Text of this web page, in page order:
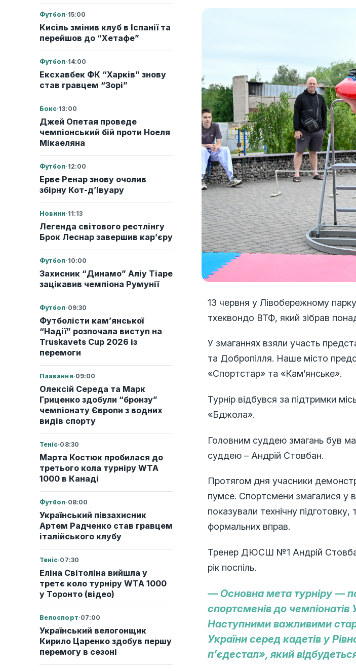
Футбол· 15:00
Кисіль змінив клуб в Іспанії та
перейшов до “Хетафе”
Футбол· 14:00
Ексхавбек ФК “Харків” знову
став гравцем “Зорі”
Бокс·13:00
Джей Опетая проведе
чемпіонський бій проти Ноеля
Мікаеляна
Футбол· 12:00
Ерве Ренар знову очолив
збірну Кот-д’Івуару
Новини· 11:13
Легенда світового рестлінгу
Брок Леснар завершив кар’єру
Футбол· 10:00
Захисник “Динамо” Аліу Тіаре
зацікавив чемпіона Румунії
Футбол· 09:30
Футболісти кам’янської
“Надії” розпочала виступ на
Truskavets Cup 2026 із
перемоги
Плавання·09:00
Олексій Середа та Марк
Гриценко здобули “бронзу”
чемпіонату Європи з водних
видів спорту
Теніс·08:30
Марта Костюк пробилася до
третього кола турніру WTA
1000 в Канаді
Футбол· 08:00
Український півзахисник
Артем Радченко став гравцем
італійського клубу
Теніс·07:30
Еліна Світоліна вийшла у
третє коло турніру WTA 1000
у Торонто (відео)
Велоспорт·07:00
Український велогонщик
Кирило Царенко здобув першу
перемогу в сезоні
13 червня у Лівобережному
тхеквондо ВТФ, який зібрав
У змаганнях взяли участь
та Добропілля. Наше місто
«Спортстар» та «Кам’янське».
Турнір відбувся за підтримки
«Бджола».
Головним суддею змагань був
суддею – Андрій Стовбан.
Протягом дня учасники
пумсе. Спортсмени змагалися у
показували технічну
формальних вправ.
Тренер ДЮСШ №1 Андрій
рік поспіль.
— Основна мета турніру —
спортсменів до
Наступними важливими
України серед кадетів у
п’єдестал», який